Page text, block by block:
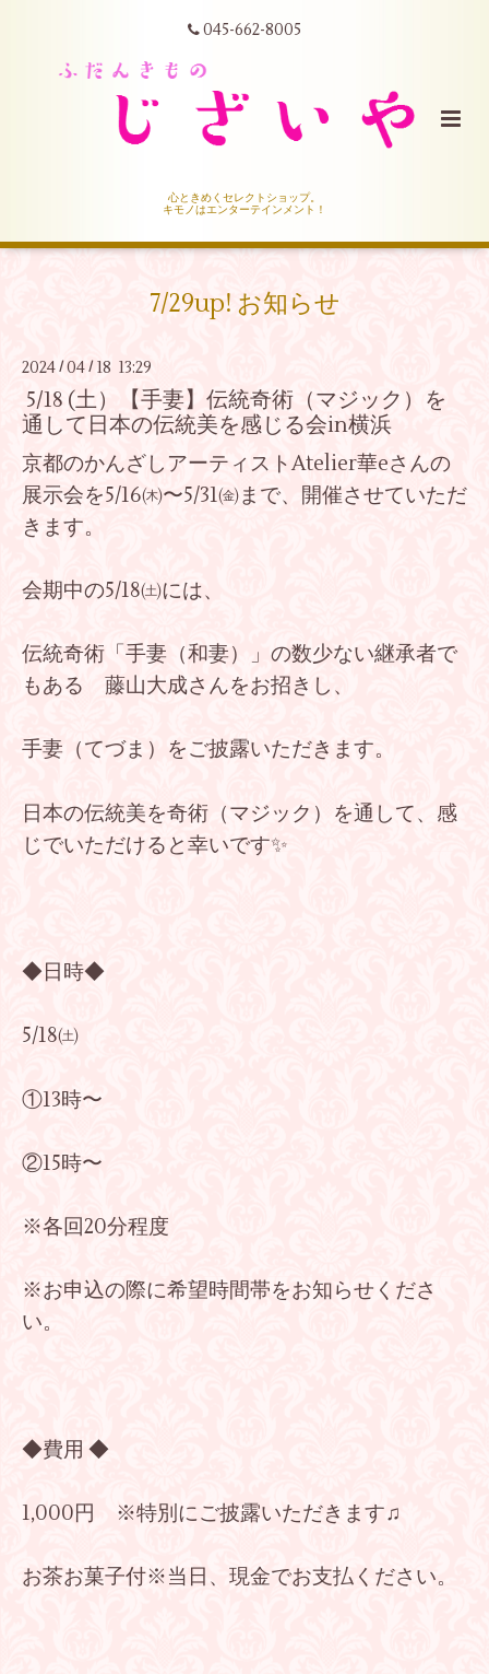
045-662-8005
心ときめくセレクトショップ。
キモノはエンターテインメント！
7/29up! お知らせ
2024 /04 / 18 13:29
5/18 (土）【手妻】伝統奇術（マジック）を
通して日本の伝統美を感じる会in横浜
京都のかんざしアーティストAtelier華eさんの
展示会を5/16㈭〜5/31㈮まで、開催させていただ
きます。
会期中の5/18㈯には、
伝統奇術「手妻（和妻）」の数少ない継承者で
もある 藤山大成さんをお招きし、
手妻（てづま）をご披露いただきます。
日本の伝統美を奇術（マジック）を通して、感
じでいただけると幸いです✨
◆日時◆
5/18㈯
①13時〜
②15時〜
※各回20分程度
※お申込の際に希望時間帯をお知らせくださ
い。
◆費用 ◆
1,000円 ※特別にご披露いただきます♫
お茶お菓子付※当日、現金でお支払ください。